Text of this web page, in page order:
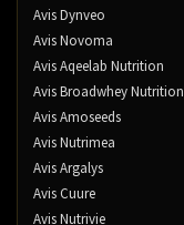
Avis Dynveo
Avis Novoma
Avis Aqeelab Nutrition
Avis Broadwhey Nutrition
Avis Amoseeds
Avis Nutrimea
Avis Argalys
Avis Cuure
Avis Nutrivie